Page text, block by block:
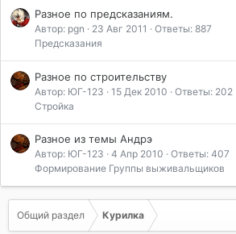
Разное по предсказаниям.
Автор: pgn 23 Авг 2011
Ответы: 887
Предсказания
Разное по строительству
Автор: ЮГ-123 15 Дек 2010
Ответы: 202
Стройка
Разное из темы Андрэ
Автор: ЮГ-123 4 Апр 2010
Ответы: 407
Формирование Группы выживальщиков
Общий раздел Курилка